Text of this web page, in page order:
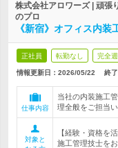
株式会社アロワーズ | 頑張
のプロ
《新宿》オフィス内
正社員 転勤なし 完全
情報更新日：2026/05/22 終
仕事内容
当社の内装施工
理全般をご担当い
対象と
【経験・資格
施工管理技士を